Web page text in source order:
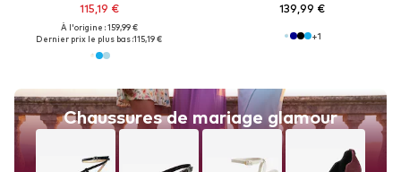
115,19 €
À l'origine : 159,99 €
Dernier prix le plus bas :115,19 €
Chaussures de mariage glamour
139,99 €
+1